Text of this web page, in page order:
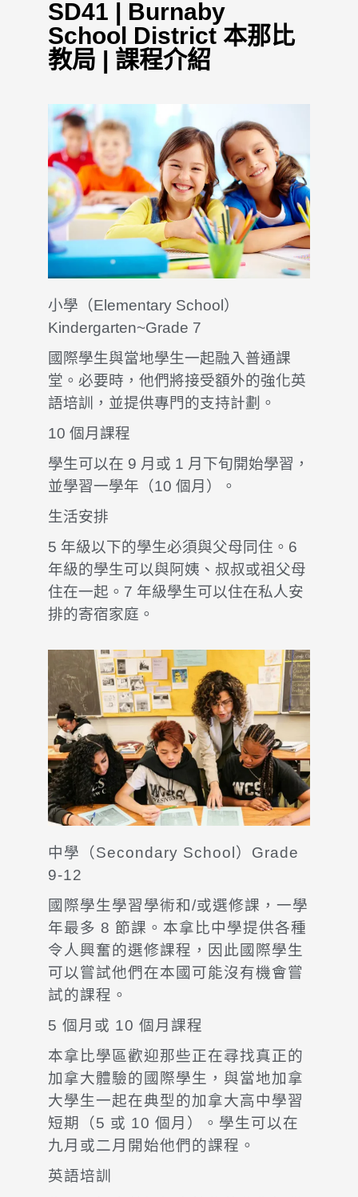
SD41 | Burnaby
School District 本那比
教局 | 課程介紹
小學（Elementary School）
Kindergarten~Grade 7
國際學生與當地學生一起融入普通課
堂。必要時，他們將接受額外的強化英
語培訓，並提供專門的支持計劃。
10 個月課程
學生可以在 9 月或 1 月下旬開始學習，
並學習一學年（10 個月）。
生活安排
5 年級以下的學生必須與父母同住。6
年級的學生可以與阿姨、叔叔或祖父母
住在一起。7 年級學生可以住在私人安
排的寄宿家庭。
中學（Secondary School）Grade
9-12
國際學生學習學術和/或選修課，一學
年最多 8 節課。本拿比中學提供各種
令人興奮的選修課程，因此國際學生
可以嘗試他們在本國可能沒有機會嘗
試的課程。
5 個月或 10 個月課程
本拿比學區歡迎那些正在尋找真正的
加拿大體驗的國際學生，與當地加拿
大學生一起在典型的加拿大高中學習
短期（5 或 10 個月）。學生可以在
九月或二月開始他們的課程。
英語培訓